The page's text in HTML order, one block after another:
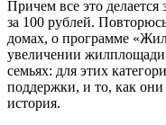
Причем все это делается
за 100 рублей.
домах, о программе
увеличении жилплощади
семьях: для этих
поддержки, и то, как
история.